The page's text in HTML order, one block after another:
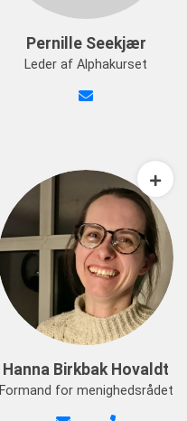
Pernille Seekjær
Leder af Alphakurset
Hanna Birkbak Hovaldt
Formand for menighedsrådet